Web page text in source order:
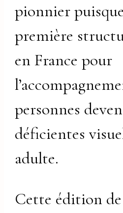
pionnier
première
en France pour
personnes
déficientes
adulte.
Cette édition